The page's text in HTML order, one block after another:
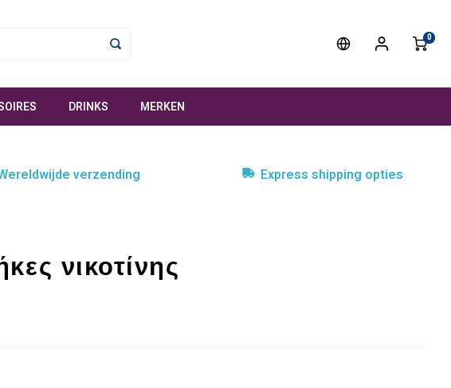
0
DRINKS MERKEN
verzending Express shipping opties
νικοτίνης